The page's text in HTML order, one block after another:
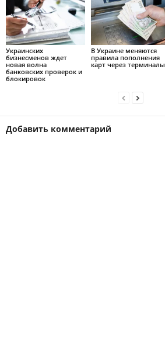
Украинских
бизнесменов ждет
новая волна
банковских проверок и
блокировок
В Украине меняются
правила пополнения
карт через терминалы
Добавить комментарий